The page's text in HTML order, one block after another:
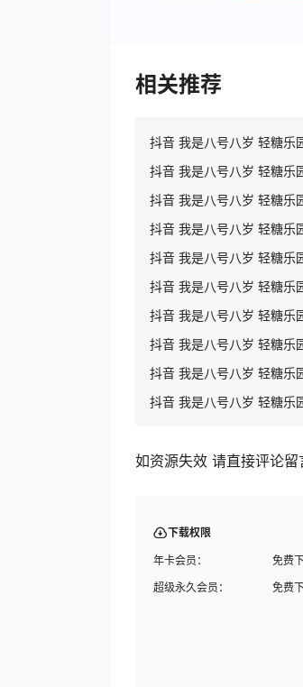
相关推荐
抖音 我是八号八岁 轻糖乐
抖音 我是八号八岁 轻糖乐
抖音 我是八号八岁 轻糖乐
抖音 我是八号八岁 轻糖乐
抖音 我是八号八岁 轻糖乐
抖音 我是八号八岁 轻糖乐
抖音 我是八号八岁 轻糖乐
抖音 我是八号八岁 轻糖乐
抖音 我是八号八岁 轻糖乐
抖音 我是八号八岁 轻糖乐
如资源失效 请直接评论
下载权限
年卡会员：
免费
超级永久会员：
免费